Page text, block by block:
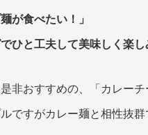
麺が食べたい！」
でひと工夫して美味しく楽し
非おすすめの、「カレー
ですがカレー麺と相性抜群